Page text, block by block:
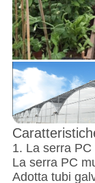
1. La serra
La serra PC
Adotta tubi